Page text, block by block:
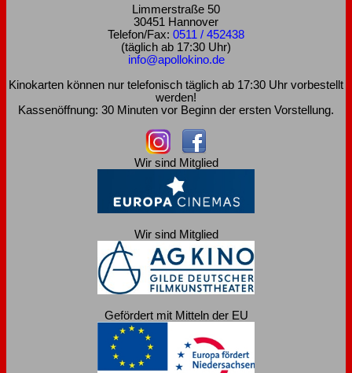
Limmerstraße 50
30451 Hannover
Telefon/Fax: 0511 / 452438
(täglich ab 17:30 Uhr)
info@apollokino.de
Kinokarten können nur telefonisch täglich ab 17:30 Uhr vorbestellt
werden!
Kassenöffnung: 30 Minuten vor Beginn der ersten Vorstellung.
Wir sind Mitglied
Wir sind Mitglied
Gefördert mit Mitteln der EU